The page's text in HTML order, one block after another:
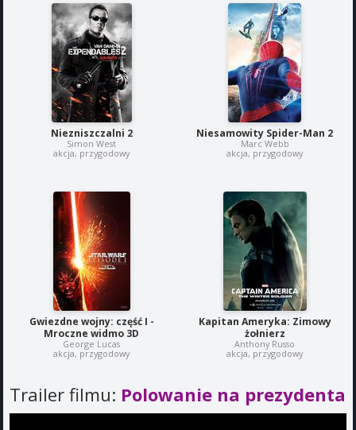
Niezniszczalni 2
Simon West
akcja, przygodowy
Niesamowity Spider-Man 2
Marc Webb
akcja, przygodowy
Gwiezdne wojny: część I -
Mroczne widmo 3D
George Lucas
akcja, przygodowy
Kapitan Ameryka: Zimowy
żołnierz
Anthony Russo
akcja, przygodowy
Trailer filmu: Polowanie na prezydenta